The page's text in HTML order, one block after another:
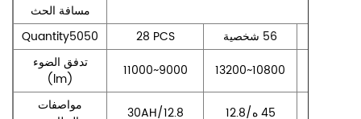
‏مسافة الحث‏
Quantity5050
28 PCS
‏تدفق الضوء
‏مواصفات
30AH/12.8